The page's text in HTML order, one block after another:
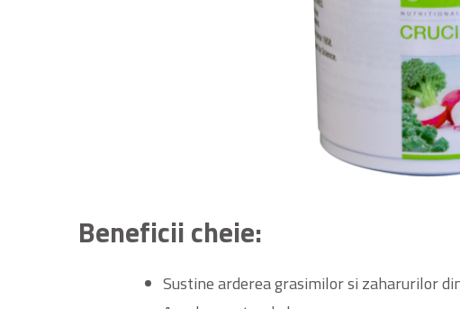
Beneficii cheie:
Sustine arderea grasimilor si zaharurilor